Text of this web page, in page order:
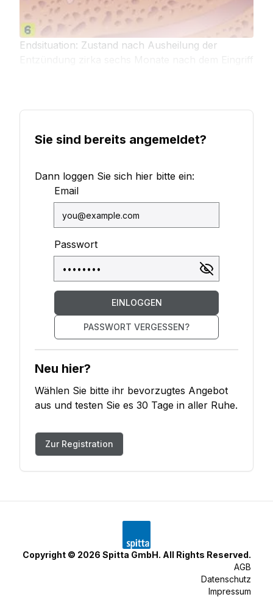
Endsituation: Zustand nach Ausheilung der
Sie sind bereits angemeldet?
Dann loggen Sie sich hier bitte ein:
Email
Passwort
EINLOGGEN
PASSWORT VERGESSEN?
Neu hier?
Wählen Sie bitte ihr bevorzugtes Angebot
aus und testen Sie es 30 Tage in aller Ruhe.
Zur Registration
Copyright © 2026 Spitta GmbH. All Rights Reserved.
AGB
Datenschutz
Impressum